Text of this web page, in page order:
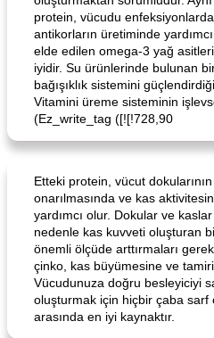
protein, vücudu
antikorların üretiminde
elde edilen omega-3 yağ asitleri
iyidir. Su ürünlerinde bulunan
bağışıklık sistemini
Vitamini üreme sisteminin
(Ez_write_tag ([![!728,90
Etteki protein, vücut
onarılmasında ve kas
yardımcı olur. Dokular ve
nedenle kas kuvveti oluşturan
önemli ölçüde arttırmaları
çinko, kas büyümesine ve
Vücudunuza doğru besleyiciyi
oluşturmak için hiçbir çaba
arasında en iyi kaynaktır.